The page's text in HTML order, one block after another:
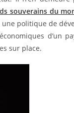
souverains du
une politique de
d’un
sur place.